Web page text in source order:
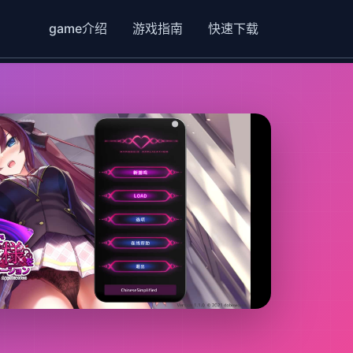
game介绍 游戏指南 快速下载